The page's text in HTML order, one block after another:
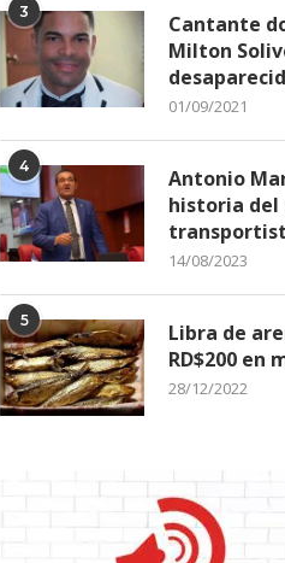
Peña dice que hasta
ahora no se...
01/12/2021
3
Cantante
Milton
01/09/2021
4
Antonio
historia del
14/08/2023
5
Libra de
RD$200 en
28/12/2022